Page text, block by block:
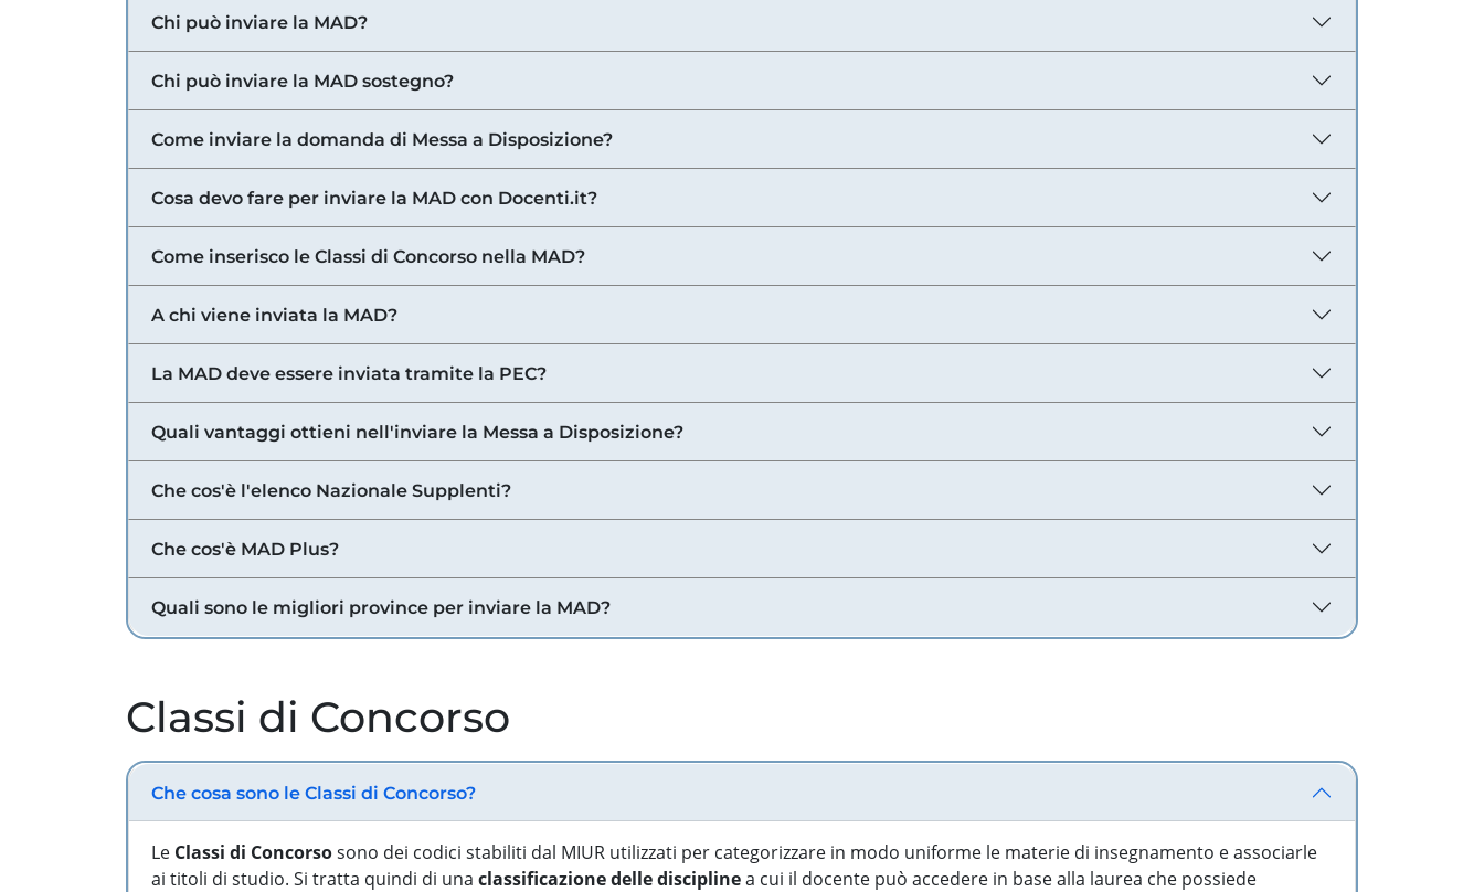
Chi può inviare la MAD?
Chi può inviare la MAD sostegno?
Come inviare la domanda di Messa a Disposizione?
Cosa devo fare per inviare la MAD con Docenti.it?
Come inserisco le Classi di Concorso nella MAD?
A chi viene inviata la MAD?
La MAD deve essere inviata tramite la PEC?
Quali vantaggi ottieni nell'inviare la Messa a Disposizione?
Che cos'è l'elenco Nazionale Supplenti?
Che cos'è MAD Plus?
Quali sono le migliori province per inviare la MAD?
Classi di Concorso
Che cosa sono le Classi di Concorso?
Le Classi di Concorsosono dei codici stabiliti dal MIUR utilizzati per categorizzare in modo uniforme le materie di insegnamento e associarle
ai titoli di studio. Si tratta quindi di una classificazione delle disciplinea cui il docente può accedere in base alla laurea che possiede